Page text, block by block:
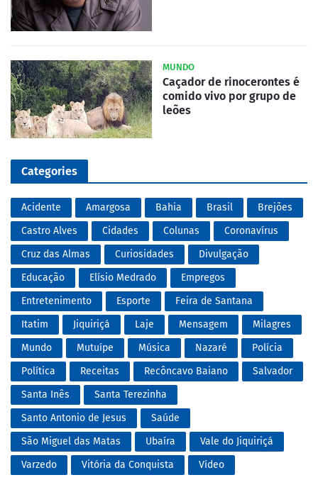
MUNDO
Caçador de rinocerontes é
comido vivo por grupo de
leões
Categories
Acidente Amargosa Bahia Brasil
Brejões
Castro Alves
Cidades Colunas
Coronavírus
Cruz das Almas
Curiosidades
Divulgação
Educação
Elísio Medrado
Empregos
Entretenimento
Esporte
Feira de Santana
Itatim
Jiquiriçá Laje Mensagem
Milagres
Mundo
Mutuípe Música Nazaré
Polícia
Política
Receitas Recôncavo Baiano
Salvador
Santa Inês
Santa Terezinha
Santo Antonio de Jesus
Saúde
São Miguel das Matas
Ubaíra
Vale do Jiquiriçá
Varzedo
Vitória da Conquista Vídeo